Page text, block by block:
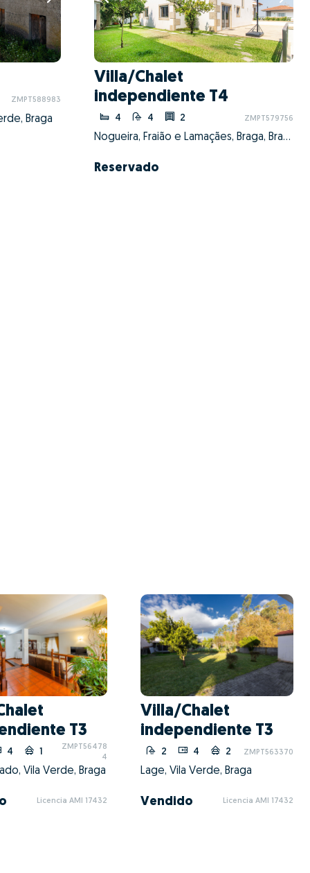
ZMPT588983
Braga
Villa/Chalet
independiente T4
4 4 2 ZMPT579756
Nogueira, Fraião e Lamaçães, Braga, Braga
Reservado
T3
4 1
ZMPT56478
4
Vila Verde, Braga
Licencia AMI 17432
Villa/Chalet
independiente T3
2 4 2 ZMPT563370
Lage, Vila Verde, Braga
Vendido Licencia AMI 17432